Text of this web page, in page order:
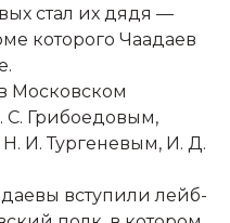
стал их дядя —
которого Чаадаев
Московском
С. Грибоедовым,
И. Тургеневым, И. Д.
вступили лейб-